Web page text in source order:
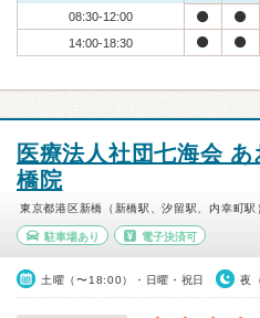
08:30-12:00
14:00-18:30
医療法人社団七海会
橋院
東京都港区新橋（新橋駅、汐留駅、内幸町駅
駐車場あり 電子決済可
土曜（〜18:00）・日曜・祝日 夜